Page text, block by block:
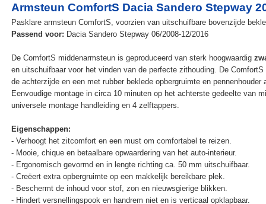
Armsteun ComfortS Dacia Sandero Stepway
Pasklare armsteun ComfortS, voorzien van uitschuifbare bovenzijde
Passend voor: Dacia Sandero Stepway 06/2008-12/2016
De ComfortS middenarmsteun is geproduceerd van sterk hoogwaardig
en uitschuifbaar voor het vinden van de perfecte zithouding. De
de achterzijde en een met rubber beklede opbergruimte en pennenhouder
Eenvoudige montage in circa 10 minuten op het achterste gedeelte van
universele montage handleiding en 4 zelftappers.
Eigenschappen:
- Verhoogt het zitcomfort en een must om comfortabel te reizen.
- Mooie, chique en betaalbare opwaardering van het auto-interieur.
- Ergonomisch gevormd en in lengte richting ca. 50 mm uitschuifbaar.
- Creëert extra opbergruimte op een makkelijk bereikbare plek.
- Beschermt de inhoud voor stof, zon en nieuwsgierige blikken.
- Hindert versnellingspook en handrem niet en is verticaal opklapbaar.